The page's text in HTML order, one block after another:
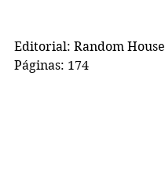
Editorial: Random House
Páginas: 174